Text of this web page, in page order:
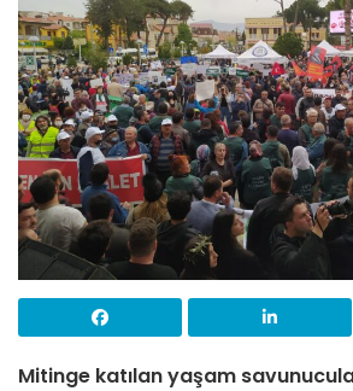
Mitinge katılan yaşam